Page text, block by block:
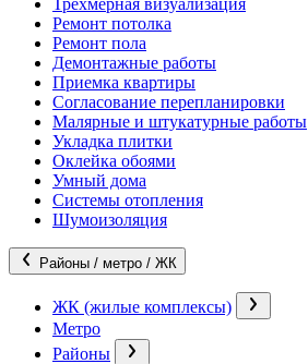
Трехмерная визуализация
Ремонт потолка
Ремонт пола
Демонтажные работы
Приемка квартиры
Согласование перепланировки
Малярные и штукатурные работы
Укладка плитки
Оклейка обоями
Умный дома
Системы отопления
Шумоизоляция
Районы / метро / ЖК
ЖК (жилые комплексы)
Метро
Районы